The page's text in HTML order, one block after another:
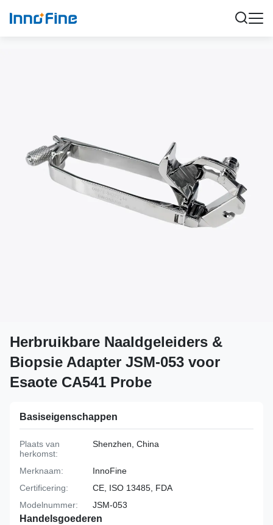
Herbruikbare Naaldgeleiders &
Biopsie Adapter JSM-053 voor
Esaote CA541 Probe
Basiseigenschappen
Plaats van
herkomst:
Shenzhen, China
Merknaam:
InnoFine
Certificering:
CE, ISO 13485, FDA
Modelnummer:
JSM-053
Handelsgoederen